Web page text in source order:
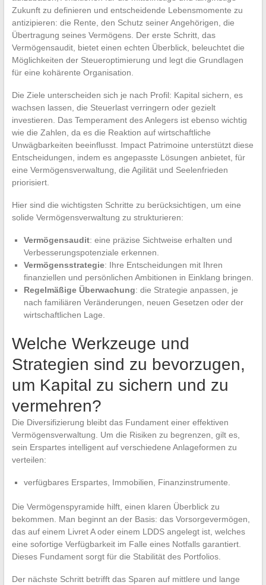
Zukunft zu definieren und entscheidende Lebensmomente zu
antizipieren: die Rente, den Schutz seiner Angehörigen, die
Übertragung seines Vermögens. Der erste Schritt, das
Vermögensaudit, bietet einen echten Überblick, beleuchtet die
Möglichkeiten der Steueroptimierung und legt die Grundlagen
für eine kohärente Organisation.
Die Ziele unterscheiden sich je nach Profil: Kapital sichern, es
wachsen lassen, die Steuerlast verringern oder gezielt
investieren. Das Temperament des Anlegers ist ebenso wichtig
wie die Zahlen, da es die Reaktion auf wirtschaftliche
Unwägbarkeiten beeinflusst. Impact Patrimoine unterstützt diese
Entscheidungen, indem es angepasste Lösungen anbietet, für
eine Vermögensverwaltung, die Agilität und Seelenfrieden
priorisiert.
Hier sind die wichtigsten Schritte zu berücksichtigen, um eine
solide Vermögensverwaltung zu strukturieren:
Vermögensaudit: eine präzise Sichtweise erhalten und
Verbesserungspotenziale erkennen.
Vermögensstrategie: Ihre Entscheidungen mit Ihren
finanziellen und persönlichen Ambitionen in Einklang bringen.
Regelmäßige Überwachung: die Strategie anpassen, je
nach familiären Veränderungen, neuen Gesetzen oder der
wirtschaftlichen Lage.
Welche Werkzeuge und
Strategien sind zu bevorzugen,
um Kapital zu sichern und zu
vermehren?
Die Diversifizierung bleibt das Fundament einer effektiven
Vermögensverwaltung. Um die Risiken zu begrenzen, gilt es,
sein Erspartes intelligent auf verschiedene Anlageformen zu
verteilen:
verfügbares Erspartes, Immobilien, Finanzinstrumente.
Die Vermögenspyramide hilft, einen klaren Überblick zu
bekommen. Man beginnt an der Basis: das Vorsorgevermögen,
das auf einem Livret A oder einem LDDS angelegt ist, welches
eine sofortige Verfügbarkeit im Falle eines Notfalls garantiert.
Dieses Fundament sorgt für die Stabilität des Portfolios.
Der nächste Schritt betrifft das Sparen auf mittlere und lange